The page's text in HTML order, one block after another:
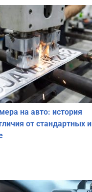
на авто: история
от стандартных и